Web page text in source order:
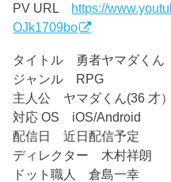
PV URL https://
OJk1709bo
タイトル 勇者ヤマダくん
ジャンル RPG
主人公 ヤマダくん(36 才
対応 OS iOS/Android
配信日 近日配信予定
ディレクター 木村祥朗
ドット職人 倉島一幸